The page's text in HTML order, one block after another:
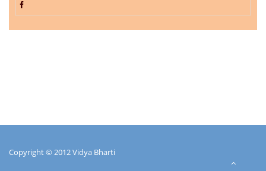
Copyright © 2012 Vidya Bharti